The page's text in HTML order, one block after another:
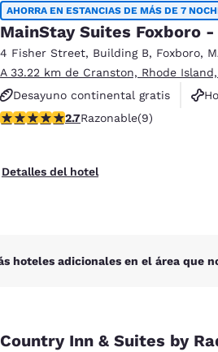
Español
Germany
English
AHORRA EN ESTANCIAS DE MÁS DE 7
MainStay Suites Foxboro
4 Fisher Street, Building B, Foxboro,
A 33.22 km de Cranston, Rhode Island,
Desayuno continental gratis
Instalaciones deportivas
Calificación de 2.67 estrellas.
2.7Razonable(9)
Detalles del hotel
hoteles adicionales en el área que
Country Inn & Suites by